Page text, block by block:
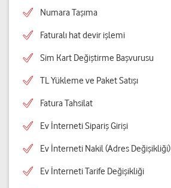
Numara Taşıma
Faturalı hat devir işlemi
Sim Kart Değiştirme Başvurusu
TL Yükleme ve Paket Satışı
Fatura Tahsilat
Ev İnterneti Sipariş Girişi
Ev İnterneti Nakil (Adres Değişikliği)
Ev İnterneti Tarife Değişikliği